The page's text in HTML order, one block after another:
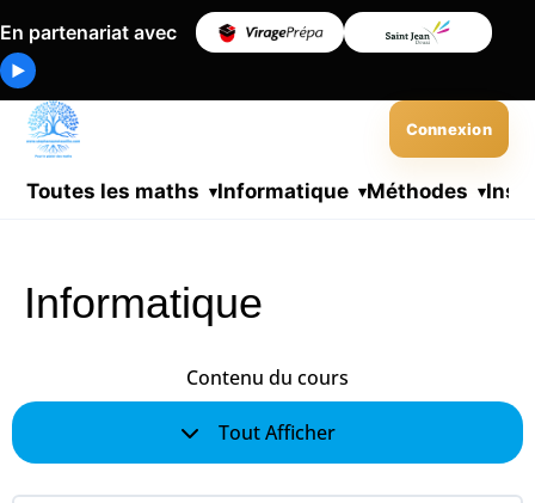
En partenariat avec
▶
Toutes les maths Informatique Méthodes
Connexion
Informatique
Contenu du cours
Tout Afficher